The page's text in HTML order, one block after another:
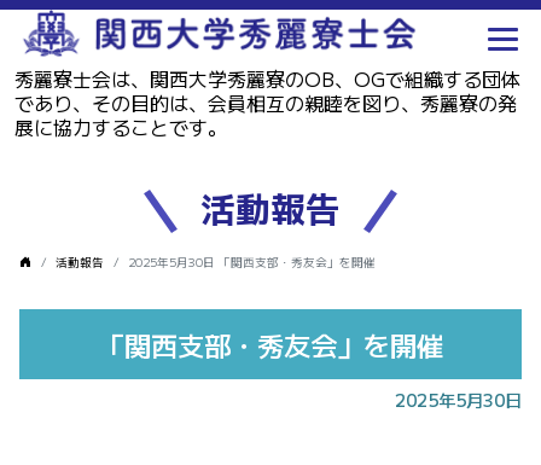
秀麗寮士会は、関西大学秀麗寮のOB、OGで組織する団体
であり、その目的は、会員相互の親睦を図り、秀麗寮の発
展に協力することです。
活動報告
活動報告 2025年5月30日 「関西支部・秀友会」を開催
「関西支部・秀友会」を開催
2025年5月30日